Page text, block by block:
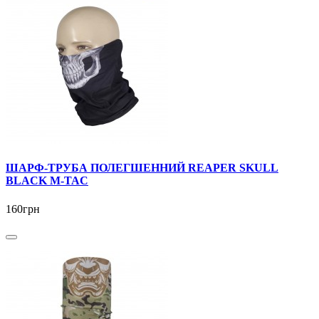
ШАРФ-ТРУБА ПОЛЕГШЕННИЙ REAPER SKULL
BLACK M-TAC
160грн